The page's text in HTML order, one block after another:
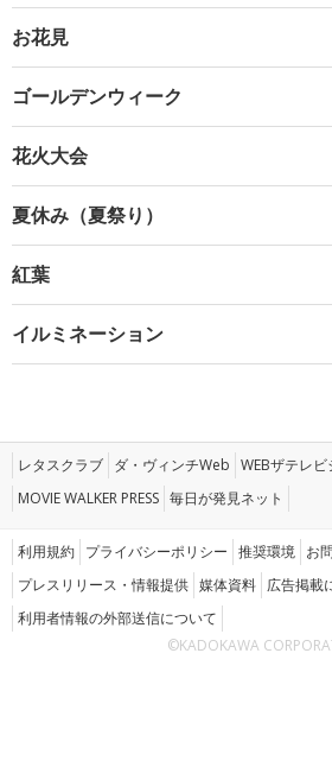
お花見
ゴールデンウィーク
花火大会
夏休み（夏祭り）
紅葉
イルミネーション
レタスクラブ ダ・ヴィンチWeb WEBザテレビ
MOVIE WALKER PRESS 毎日が発見ネット
利用規約 プライバシーポリシー 推奨環境 お
プレスリリース・情報提供 媒体資料 広告掲載
利用者情報の外部送信について
©KADOKAWA